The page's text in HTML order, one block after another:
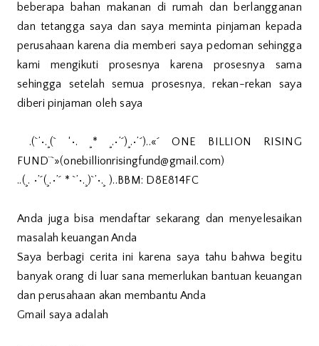
beberapa bahan makanan di rumah dan berlangganan
dan tetangga saya dan saya meminta pinjaman kepada
perusahaan karena dia memberi saya pedoman sehingga
kami mengikuti prosesnya karena prosesnya sama
sehingga setelah semua prosesnya, rekan-rekan saya
diberi pinjaman oleh saya
.(`’•.¸(` ‘•. ¸* ¸.•’´)¸.•’´)..«´ ONE BILLION RISING
FUND¨`»(onebillionrisingfund@gmail.com)
..(¸. •’´(¸.•’´ * `’•.¸)`’•.¸ )..BBM: D8E814FC
Anda juga bisa mendaftar sekarang dan menyelesaikan
masalah keuangan Anda
Saya berbagi cerita ini karena saya tahu bahwa begitu
banyak orang di luar sana memerlukan bantuan keuangan
dan perusahaan akan membantu Anda
Gmail saya adalah